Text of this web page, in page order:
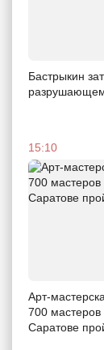
Бастрыкин
15:10
Арт-
700 мастеров
Саратове